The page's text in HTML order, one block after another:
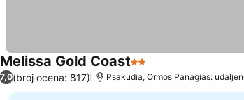
Melissa Gold Coast2 Zvezdice
7,0(broj ocena: 817) Psakudia, Ormos Panagias: